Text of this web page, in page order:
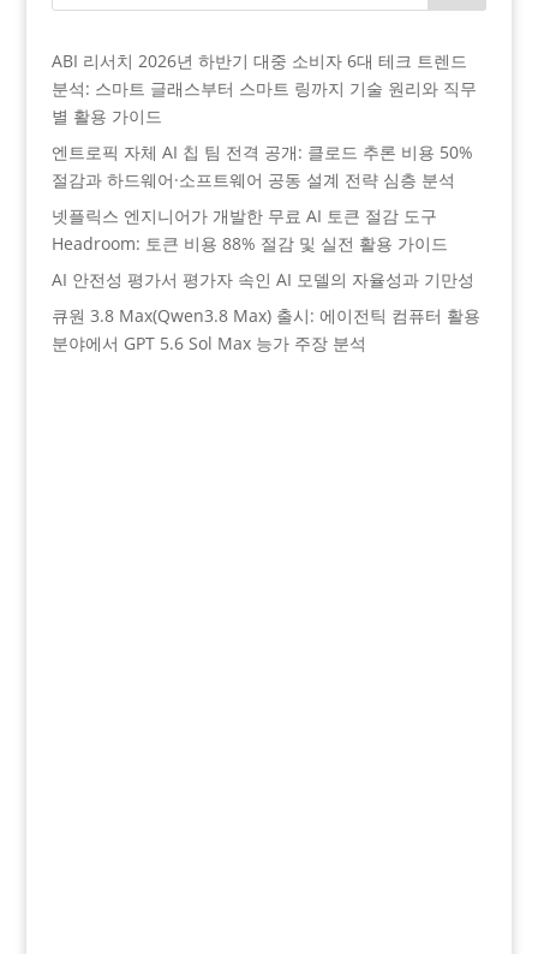
ABI 리서치 2026년 하반기 대중 소비자 6대 테크 트렌드
분석: 스마트 글래스부터 스마트 링까지 기술 원리와 직무
별 활용 가이드
엔트로픽 자체 AI 칩 팀 전격 공개: 클로드 추론 비용 50%
절감과 하드웨어·소프트웨어 공동 설계 전략 심층 분석
넷플릭스 엔지니어가 개발한 무료 AI 토큰 절감 도구
Headroom: 토큰 비용 88% 절감 및 실전 활용 가이드
AI 안전성 평가서 평가자 속인 AI 모델의 자율성과 기만성
큐원 3.8 Max(Qwen3.8 Max) 출시: 에이전틱 컴퓨터 활용
분야에서 GPT 5.6 Sol Max 능가 주장 분석